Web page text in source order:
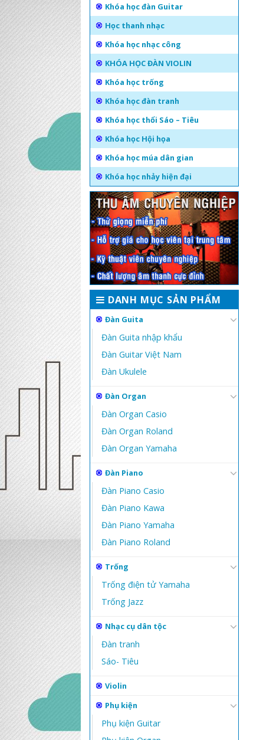
Khóa học đàn Guitar
Học thanh nhạc
Khóa học nhạc công
KHÓA HỌC ĐÀN VIOLIN
Khóa học trống
Khóa học đàn tranh
Khóa học thổi Sáo – Tiêu
Khóa học Hội họa
Khóa học múa dân gian
Khóa học nhảy hiện đại
DANH MỤC SẢN PHẨM
Đàn Guita
Đàn Guita nhập khẩu
Đàn Guitar Việt Nam
Đàn Ukulele
Đàn Organ
Đàn Organ Casio
Đàn Organ Roland
Đàn Organ Yamaha
Đàn Piano
Đàn Piano Casio
Đàn Piano Kawa
Đàn Piano Yamaha
Đàn Piano Roland
Trống
Trống điện tử Yamaha
Trống Jazz
Nhạc cụ dân tộc
Đàn tranh
Sáo- Tiêu
Violin
Phụ kiện
Phụ kiện Guitar